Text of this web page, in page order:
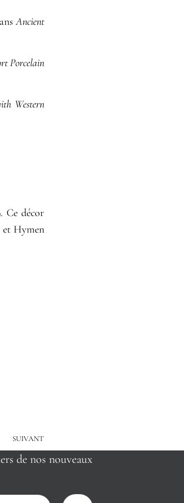
Ancient
Porcelain
Western
Ce décor
et Hymen
SUIVANT
de nos nouveaux